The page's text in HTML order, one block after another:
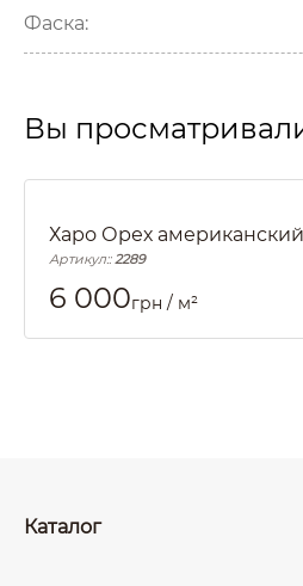
Фаска:
Вы
Харо Орех
Артикул:: 2289
6 000грн / м²
Каталог